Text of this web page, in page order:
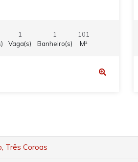
1
Vaga(s)
1
Banheiro(s)
101
M²
Três Coroas